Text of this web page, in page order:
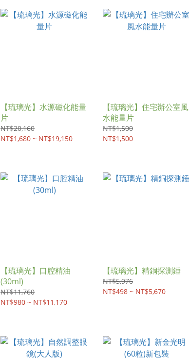
【琉璃光】水源磁化能量
片
NT$20,160
NT$1,680 ~ NT$19,150
【琉璃光】住宅辦公室風
水能量片
NT$1,500
NT$1,500
【琉璃光】口腔精油
(30ml)
NT$11,760
NT$980 ~ NT$11,170
【琉璃光】精銅探測錘
NT$5,976
NT$498 ~ NT$5,670